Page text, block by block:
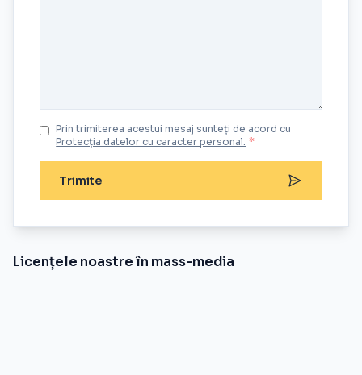
Prin trimiterea acestui mesaj sunteți de acord cu
Protecția datelor cu caracter personal. *
Trimite
Licențele noastre în mass-media